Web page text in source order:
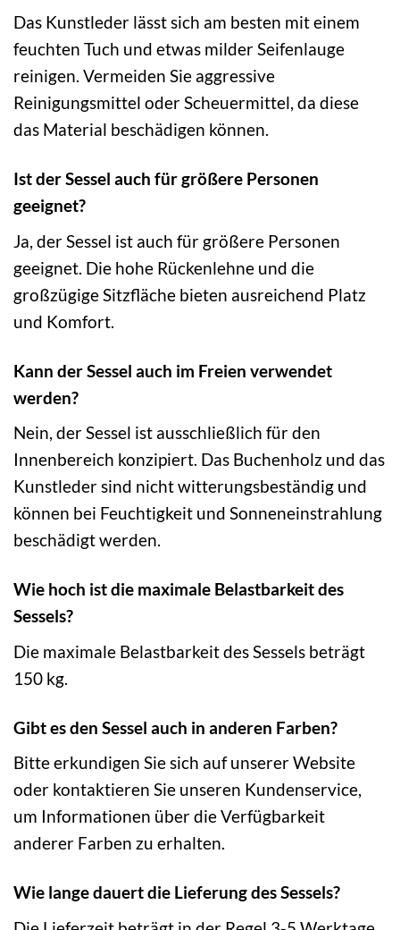
Das Kunstleder lässt sich am besten mit einem
feuchten Tuch und etwas milder Seifenlauge
reinigen. Vermeiden Sie aggressive
Reinigungsmittel oder Scheuermittel, da diese
das Material beschädigen können.
Ist der Sessel auch für größere Personen
geeignet?
Ja, der Sessel ist auch für größere Personen
geeignet. Die hohe Rückenlehne und die
großzügige Sitzfläche bieten ausreichend Platz
und Komfort.
Kann der Sessel auch im Freien verwendet
werden?
Nein, der Sessel ist ausschließlich für den
Innenbereich konzipiert. Das Buchenholz und das
Kunstleder sind nicht witterungsbeständig und
können bei Feuchtigkeit und Sonneneinstrahlung
beschädigt werden.
Wie hoch ist die maximale Belastbarkeit des
Sessels?
Die maximale Belastbarkeit des Sessels beträgt
150 kg.
Gibt es den Sessel auch in anderen Farben?
Bitte erkundigen Sie sich auf unserer Website
oder kontaktieren Sie unseren Kundenservice,
um Informationen über die Verfügbarkeit
anderer Farben zu erhalten.
Wie lange dauert die Lieferung des Sessels?